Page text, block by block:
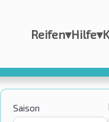
Reifen▾Hilfe▾
Saison